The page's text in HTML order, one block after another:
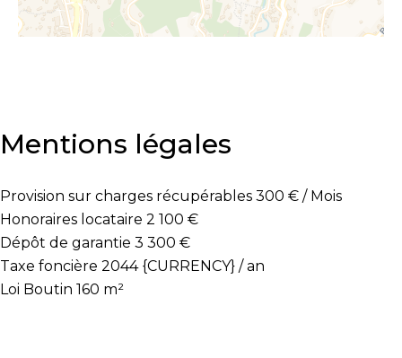
Mentions légales
Provision sur charges récupérables 300 € / Mois
Honoraires locataire 2 100 €
Dépôt de garantie 3 300 €
Taxe foncière 2044 {CURRENCY} / an
Loi Boutin 160 m²